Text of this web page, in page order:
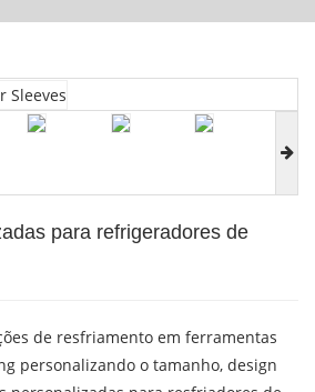
para refrigeradores de
de resfriamento em ferramentas
personalizando o tamanho, design